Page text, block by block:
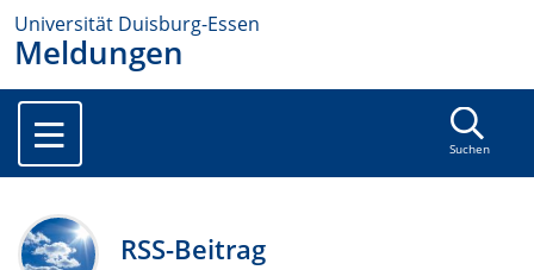
Universität Duisburg-Essen
Meldungen
Suchen
RSS-Beitrag